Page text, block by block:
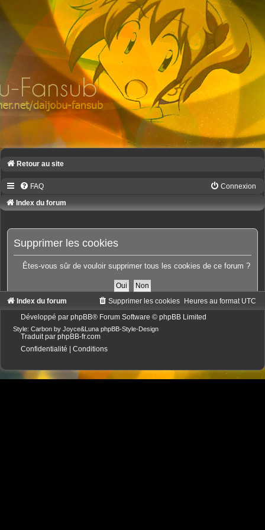
Retour au site
FAQ
Connexion
Index du forum
Supprimer les cookies
Êtes-vous sûr de vouloir supprimer tous les cookies de ce forum ?
Index du forum Heures au format UTC
Supprimer les cookies
Développé parphpBB® Forum Software © phpBB Limited
Style: Carbon by Joyce&Luna phpBB-Style-Design
Traduit parphpBB-fr.com
Confidentialité
|Conditions